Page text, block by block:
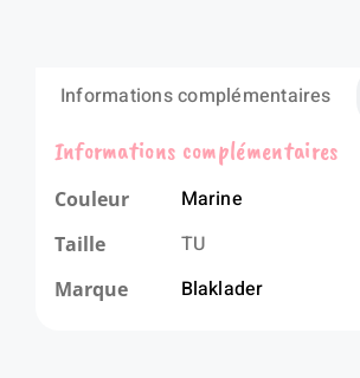
Informations complémentaires
Informations complémentaires
Couleur Marine
Taille TU
Marque Blaklader